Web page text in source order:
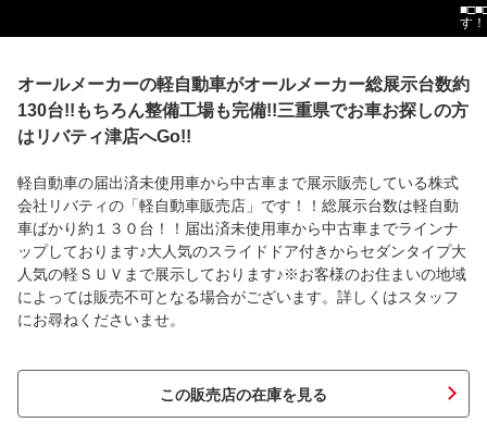
す
オールメーカーの軽自動車がオールメーカー総展示台数約
130台!!もちろん整備工場も完備!!三重県でお車お探しの方
はリバティ津店へGo!!
軽自動車の届出済未使用車から中古車まで展示販売している株式
会社リバティの「軽自動車販売店」です！！総展示台数は軽自動
車ばかり約１３０台！！届出済未使用車から中古車までラインナ
ップしております♪大人気のスライドドア付きからセダンタイプ大
人気の軽ＳＵＶまで展示しております♪※お客様のお住まいの地域
によっては販売不可となる場合がございます。詳しくはスタッフ
にお尋ねくださいませ。
この販売店の在庫を見る